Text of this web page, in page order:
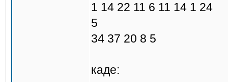
1 14 22 11 6 11 14 1 24
5
34 37 20 8 5
каде: